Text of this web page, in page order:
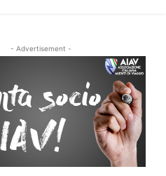
- Advertisement -